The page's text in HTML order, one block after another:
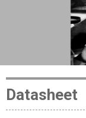
Datasheet